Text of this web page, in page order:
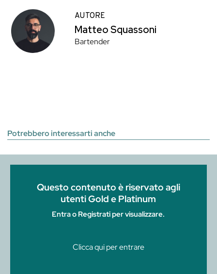
AUTORE
Matteo Squassoni
Bartender
Potrebbero interessarti anche
Questo contenuto è riservato agli
utenti Gold e Platinum
Entra o Registrati per visualizzare.
Clicca qui per entrare